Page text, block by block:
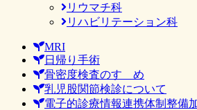
リウマチ科
リハビリテーション科
MRI
日帰り手術
骨密度検査のすゝめ
乳児股関節検診について
電子的診療情報連携体制整備